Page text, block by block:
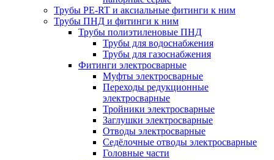
Трубы PE-RT и аксиальные фитинги к ним
Трубы ПНД и фитинги к ним
Трубы полиэтиленовые ПНД
Трубы для водоснабжения
Трубы для газоснабжения
Фитинги электросварные
Муфты электросварные
Переходы редукционные
электросварные
Тройники электросварные
Заглушки электросварные
Отводы электросварные
Седёлочные отводы электросварные
Головные части